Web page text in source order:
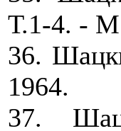
Т.1-4. -
36.
1964.
37.